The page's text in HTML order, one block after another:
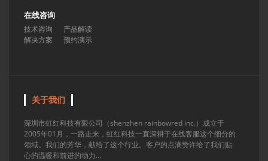
在线咨询
技术咨询
产品解读
解决方案
预约演示
关于我们
深圳市虹红科技有限公司（shenzhen rainbowred inc.）成立于
2005年01月，一路走来，虹红科技一直深耕于在线客服这个细分的
领域。我们的芳华，献给了这个行业。客户的点滴赞许给了我们贴
心的温暖和前进的动力...